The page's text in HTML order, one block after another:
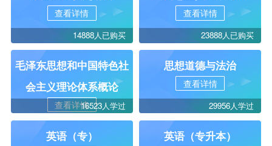
查看详情
14888人已购买
查看详情
23888人已购买
毛泽东思想和中国特色社
会主义理论体系概论
查看详情16523人学过
思想道德与法治
查看详情
29956人学过
英语（专） 英语（专升本）